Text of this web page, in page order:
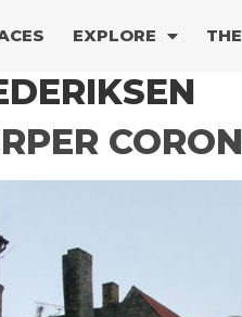
EXPLORE